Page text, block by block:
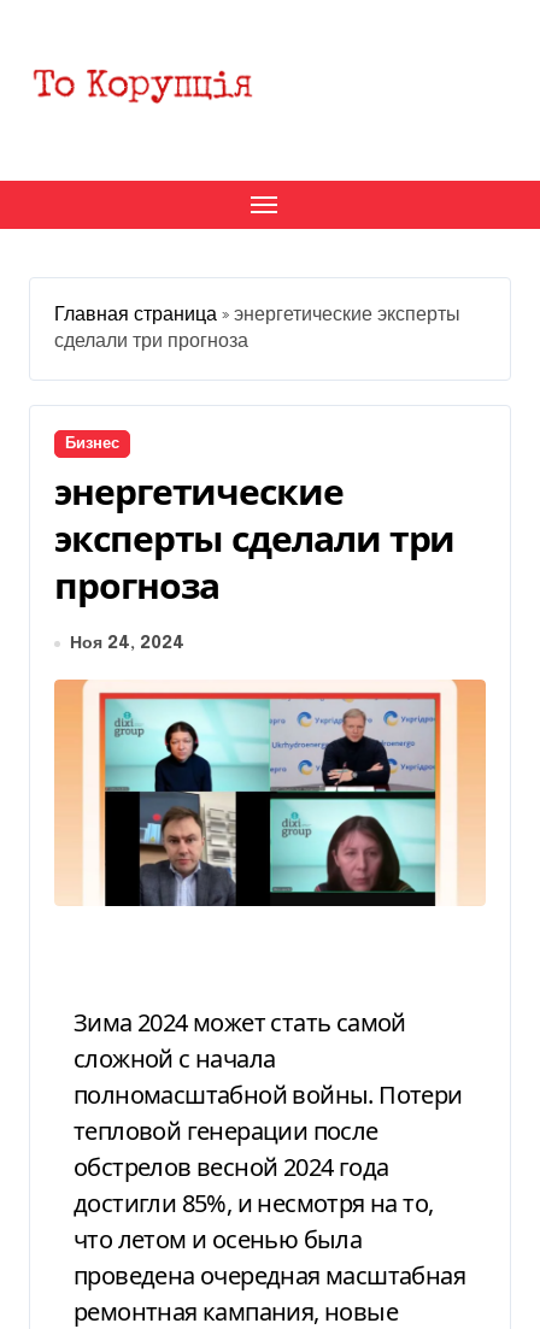
содержанию
Главная страница » энергетические эксперты
сделали три прогноза
Бизнес
энергетические
эксперты сделали три
прогноза
Ноя 24, 2024
Зима 2024 может стать самой
сложной с начала
полномасштабной войны. Потери
тепловой генерации после
обстрелов весной 2024 года
достигли 85%, и несмотря на то,
что летом и осенью была
проведена очередная масштабная
ремонтная кампания, новые